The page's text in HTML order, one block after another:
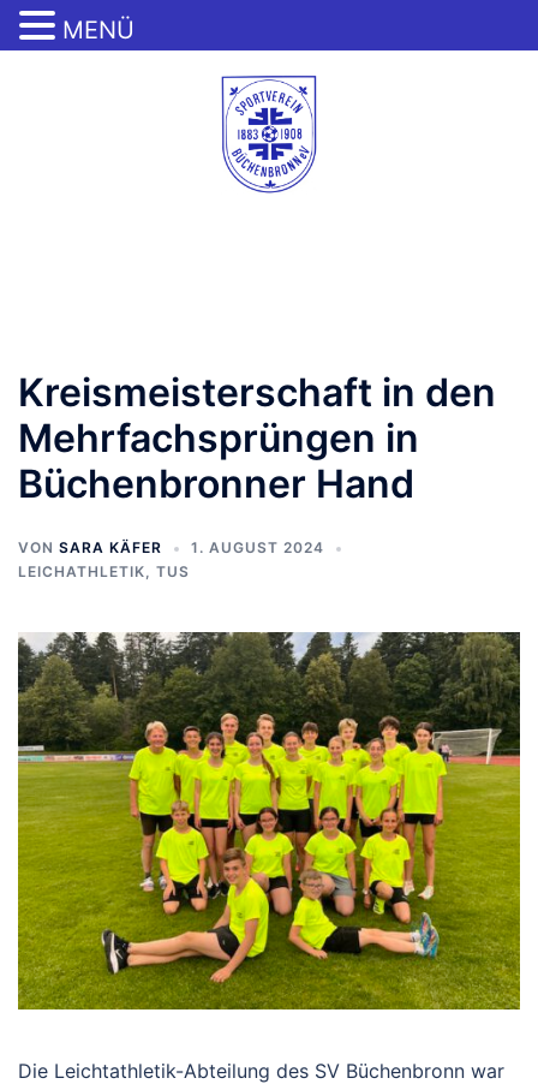
Kreismeisterschaft in den
Mehrfachsprüngen in
Büchenbronner Hand
VON SARA KÄFER
1. AUGUST 2024
LEICHATHLETIK, TUS
Die Leichtathletik-Abteilung des SV Büchenbronn war
MENÜ